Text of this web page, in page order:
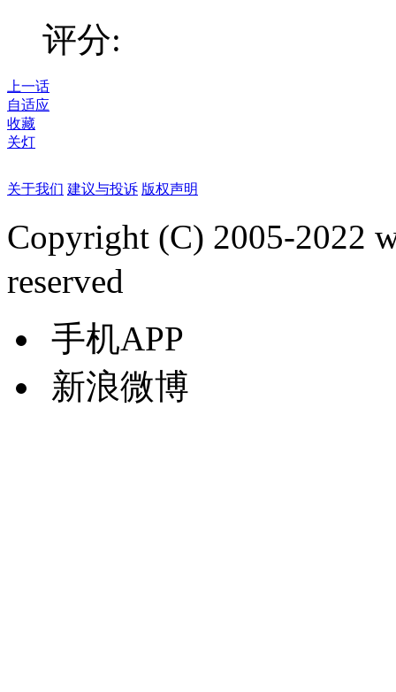
评分:
上一话
自适应
收藏
关灯
关于我们 建议与投诉 版权声明
Copyright (C) 2005-2022
reserved
手机APP
新浪微博